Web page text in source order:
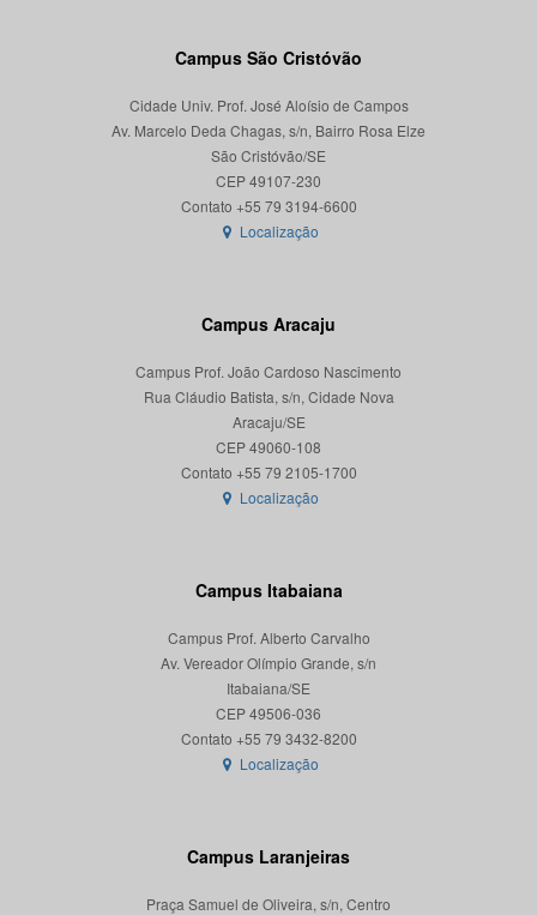
Campus São Cristóvão
Cidade Univ. Prof. José Aloísio de Campos
Av. Marcelo Deda Chagas, s/n, Bairro Rosa Elze
São Cristóvão/SE
CEP 49107-230
Localização
Campus Aracaju
Campus Prof. João Cardoso Nascimento
Rua Cláudio Batista, s/n, Cidade Nova
Aracaju/SE
CEP 49060-108
Localização
Campus Itabaiana
Campus Prof. Alberto Carvalho
Av. Vereador Olímpio Grande, s/n
Itabaiana/SE
CEP 49506-036
Localização
Campus Laranjeiras
Praça Samuel de Oliveira, s/n, Centro